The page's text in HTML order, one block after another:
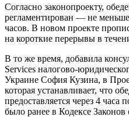
Согласно законопроекту,
регламентирован — не
часов. В новом проекте
на короткие перерывы в
В то же время, добавила
Services налогово-
Украине София Кузина, в
которая устанавливает, что
предоставляется через 4 часа
было ранее в Кодексе Законов